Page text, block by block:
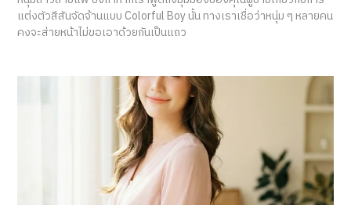
แต่งตัวสีสันจัดจ้านแบบ Colorful Boy นั้น ทางเราเชื่อว่าหนุ่ม ๆ หลายคน
คงจะส่ายหน้าไม่ขอเอาด้วยกันเป็นแถว